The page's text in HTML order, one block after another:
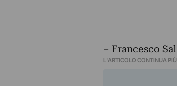
– Francesco
L'ARTICOLO CONTINUA